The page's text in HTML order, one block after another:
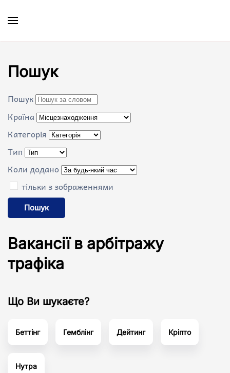
Пошук
Пошук
Країна
Категорія
Тип
Коли додано
тільки з зображеннями
Пошук
Вакансії в арбітражу
трафіка
Що Ви шукаєте?
Беттінг Гемблінг Дейтинг Кріпто
Нутра